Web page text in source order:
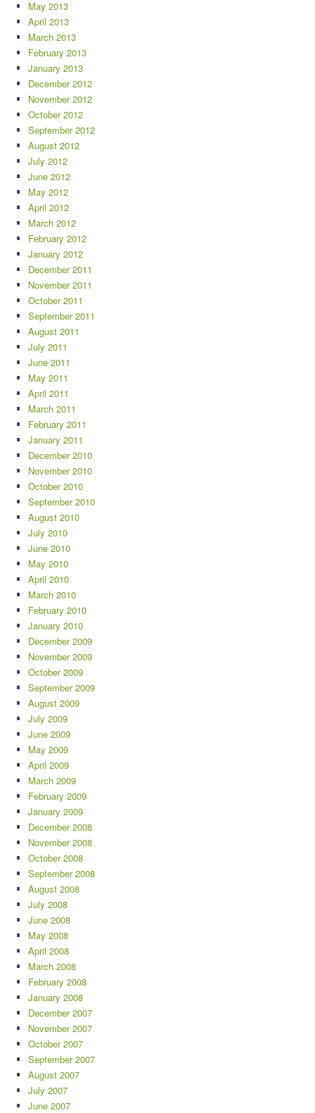
May 2013
April 2013
March 2013
February 2013
January 2013
December 2012
November 2012
October 2012
September 2012
August 2012
July 2012
June 2012
May 2012
April 2012
March 2012
February 2012
January 2012
December 2011
November 2011
October 2011
September 2011
August 2011
July 2011
June 2011
May 2011
April 2011
March 2011
February 2011
January 2011
December 2010
November 2010
October 2010
September 2010
August 2010
July 2010
June 2010
May 2010
April 2010
March 2010
February 2010
January 2010
December 2009
November 2009
October 2009
September 2009
August 2009
July 2009
June 2009
May 2009
April 2009
March 2009
February 2009
January 2009
December 2008
November 2008
October 2008
September 2008
August 2008
July 2008
June 2008
May 2008
April 2008
March 2008
February 2008
January 2008
December 2007
November 2007
October 2007
September 2007
August 2007
July 2007
June 2007